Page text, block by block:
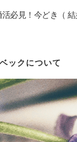
必見！今どき（
ックについて